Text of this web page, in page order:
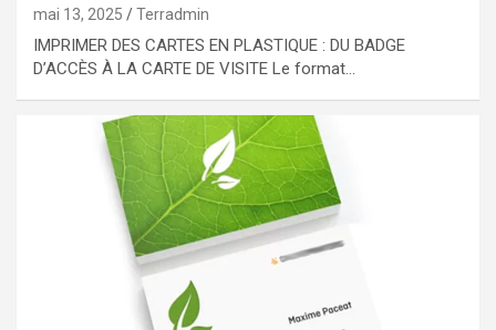
mai 13, 2025 Terradmin
IMPRIMER DES CARTES EN PLASTIQUE : DU BADGE
D’ACCÈS À LA CARTE DE VISITE Le format…